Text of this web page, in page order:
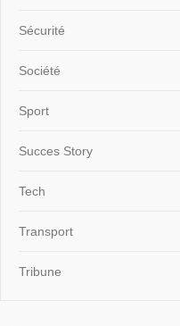
Sécurité
Société
Sport
Succes Story
Tech
Transport
Tribune